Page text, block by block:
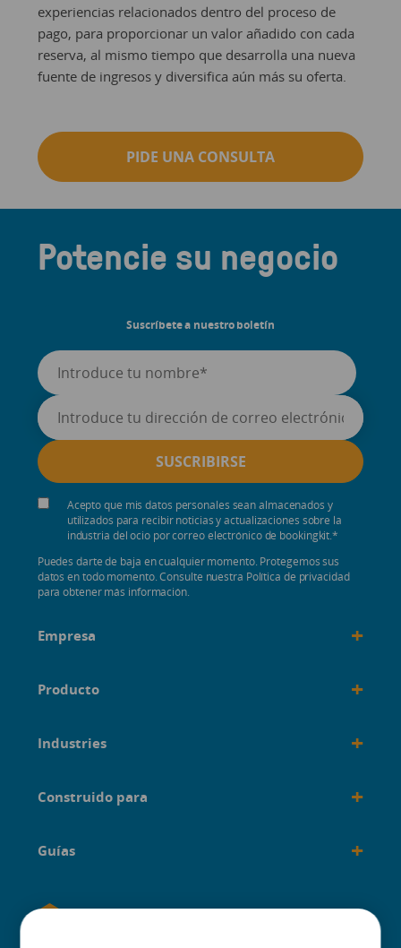
experiencias relacionados dentro del proceso de
pago, para proporcionar un valor añadido con cada
reserva, al mismo tiempo que desarrolla una nueva
fuente de ingresos y diversifica aún más su oferta.
PIDE UNA CONSULTA
Potencie su negocio
Suscríbete a nuestro boletín
Acepto que mis datos personales sean almacenados y
utilizados para recibir noticias y actualizaciones sobre la
industria del ocio por correo electrónico de bookingkit.*
Puedes darte de baja en cualquier momento. Protegemos sus
datos en todo momento. Consulte nuestra Política de privacidad
para obtener más información.
Empresa +
Producto +
Industries +
Construido para +
Guías +